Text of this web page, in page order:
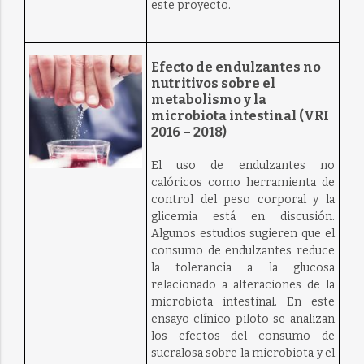
este proyecto.
Efecto de endulzantes no
nutritivos sobre el
metabolismo y la
microbiota intestinal (VRI
2016 – 2018)
El uso de endulzantes no
calóricos como herramienta de
control del peso corporal y la
glicemia está en discusión.
Algunos estudios sugieren que el
consumo de endulzantes reduce
la tolerancia a la glucosa
relacionado a alteraciones de la
microbiota intestinal. En este
ensayo clínico piloto se analizan
los efectos del consumo de
sucralosa sobre la microbiota y el